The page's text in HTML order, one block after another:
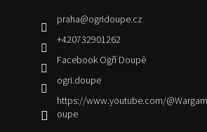
praha@ogridoupe.cz
+420732901262
Facebook Ogří Doupě
ogri.doupe
https://www.youtube.com/
oupe